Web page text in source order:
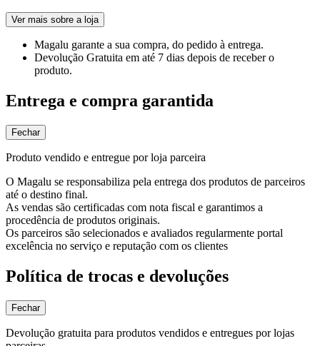
Ver mais sobre a loja
Magalu garante a sua compra, do pedido à entrega.
Devolução Gratuita em até 7 dias depois de receber o
produto.
Entrega e compra garantida
Fechar
Produto vendido e entregue por loja parceira
O Magalu se responsabiliza pela entrega dos produtos de parceiros
até o destino final.
As vendas são certificadas com nota fiscal e garantimos a
procedência de produtos originais.
Os parceiros são selecionados e avaliados regularmente portal
excelência no serviço e reputação com os clientes
Política de trocas e devoluções
Fechar
Devolução gratuita para produtos vendidos e entregues por lojas